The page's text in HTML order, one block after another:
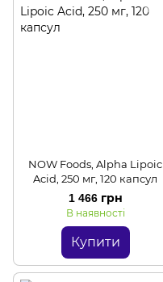
NOW Foods, Alpha Lipoic
Acid, 250 мг, 120 капсул
1 466 грн
В наявності
Купити